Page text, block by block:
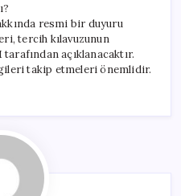
resmi bir duyuru
tercih kılavuzunun
açıklanacaktır.
takip etmeleri önemlidir.